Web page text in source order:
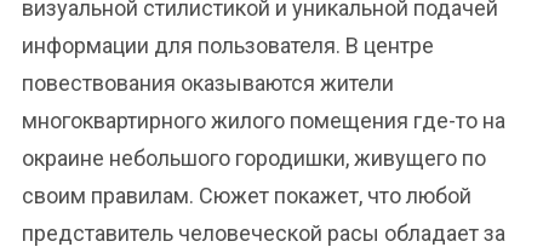
визуальной стилистикой и уникальной подачей
информации для пользователя. В центре
повествования оказываются жители
многоквартирного жилого помещения где-то на
окраине небольшого городишки, живущего по
своим правилам. Сюжет покажет, что любой
представитель человеческой расы обладает за